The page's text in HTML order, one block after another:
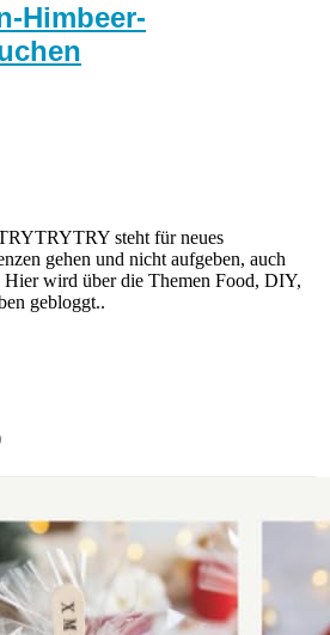
Himbeer-
steht für neues
gehen und nicht aufgeben, auch
wird über die Themen Food, DIY,
gebloggt..